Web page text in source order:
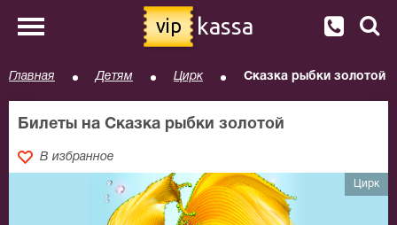
vip kassa
Главная Детям Цирк Сказка рыбки золотой
Билеты на Сказка рыбки золотой
В избранное
Цирк